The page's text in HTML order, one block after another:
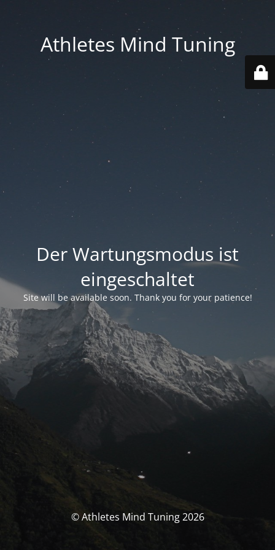
Athletes Mind Tuning
Der Wartungsmodus ist
eingeschaltet
Site will be available soon. Thank you for your patience!
© Athletes Mind Tuning 2026